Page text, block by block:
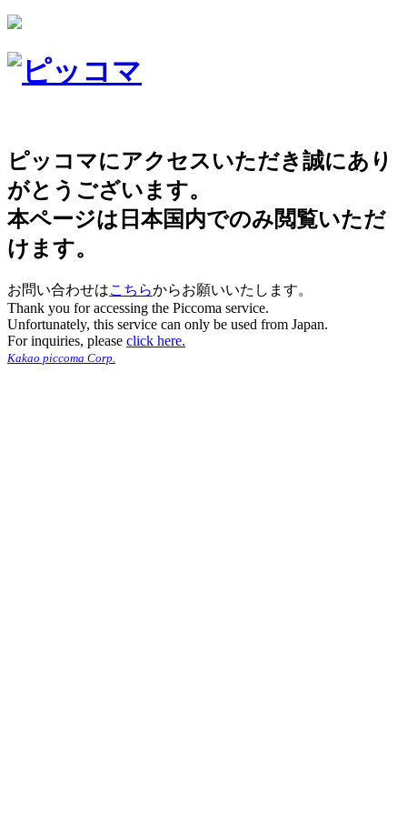
ピッコマにアクセスいただき誠にあり
がとうございます。
本ページは日本国内でのみ閲覧いただ
けます。
お問い合わせはこちらからお願いいたします。
Thank you for accessing the Piccoma service.
Unfortunately, this service can only be used from Japan.
For inquiries, please click here.
Kakao piccoma Corp.